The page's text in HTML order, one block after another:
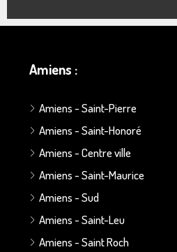
Amiens :
Amiens - Saint-Pierre
Amiens - Saint-Honoré
Amiens - Centre ville
Amiens - Saint-Maurice
Amiens - Sud
Amiens - Saint-Leu
Amiens - Saint Roch